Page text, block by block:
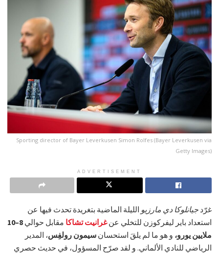
Sporting director of Bayer Leverkusen Simon Rolfes (Bayer Leverkusen via
Getty Images)
ADVERTISEMENT
غرّد جيانلوكا دي مارزيو الليلة الماضية بتغريدة تحدث فيها عن
استعداد باير ليفركوزن للتخلي عنغرانيت تشاكا مقابل حوالي
8–10
ملايين يورو، و هو ما لم يلقَ استحسان سيمون رولفِس، المدير
الرياضي للنادي الألماني. و لقد صرّح المسؤول، في حديث حصري